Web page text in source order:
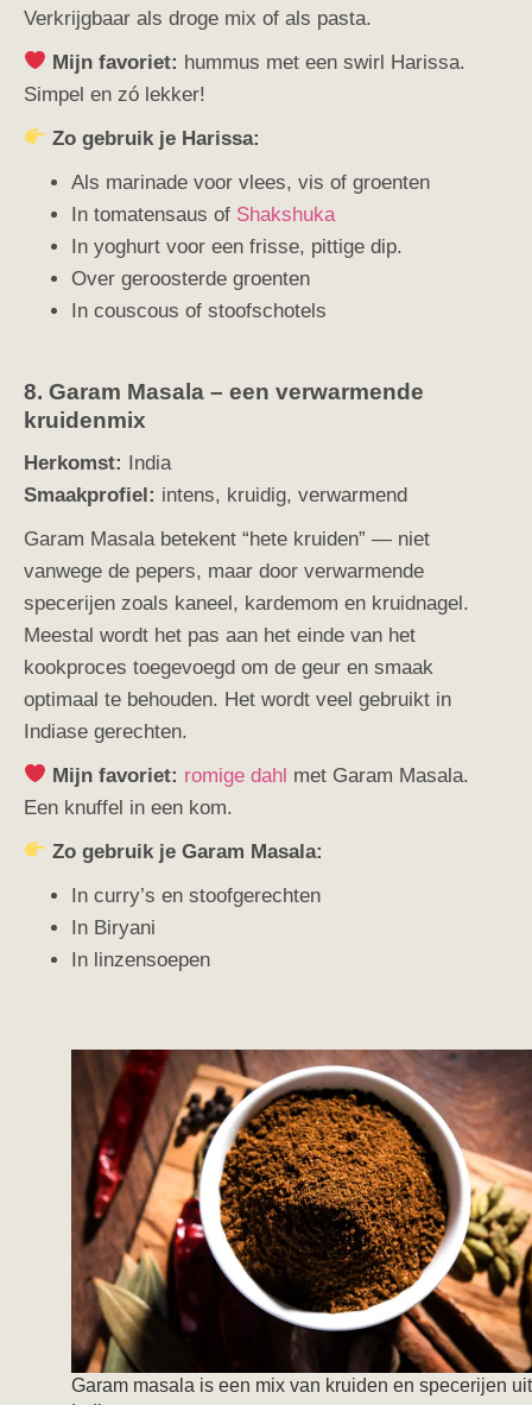
Verkrijgbaar als droge mix of als pasta.
Mijn favoriet: hummus met een swirl Harissa.
Simpel en zó lekker!
Zo gebruik je Harissa:
Als marinade voor vlees, vis of groenten
In tomatensaus of Shakshuka
In yoghurt voor een frisse, pittige dip.
Over geroosterde groenten
In couscous of stoofschotels
8. Garam Masala – een verwarmende
kruidenmix
Herkomst: India
Smaakprofiel: intens, kruidig, verwarmend
Garam Masala betekent “hete kruiden” — niet
vanwege de pepers, maar door verwarmende
specerijen zoals kaneel, kardemom en kruidnagel.
Meestal wordt het pas aan het einde van het
kookproces toegevoegd om de geur en smaak
optimaal te behouden. Het wordt veel gebruikt in
Indiase gerechten.
Mijn favoriet: romige dahl met Garam Masala.
Een knuffel in een kom.
Zo gebruik je Garam Masala:
In curry’s en stoofgerechten
In Biryani
In linzensoepen
Garam masala is een mix van kruiden en specerijen uit